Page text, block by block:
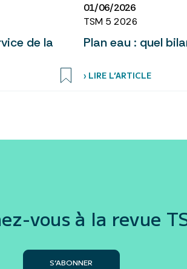
de la
01/06/2026
TSM 5 2026
Plan eau : quel
› LIRE L’ARTICLE
vous à la revue
S’ABONNER